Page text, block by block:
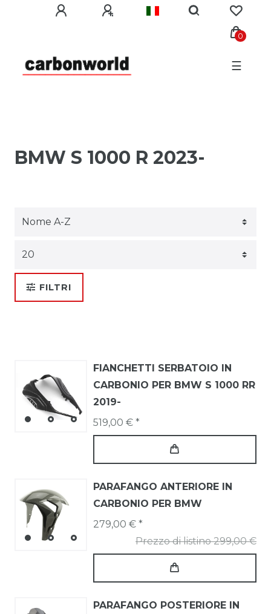
0
☰
BMW S 1000 R 2023-
FILTRI
FIANCHETTI SERBATOIO IN
CARBONIO PER BMW S 1000 RR
2019-
519,00 € *
PARAFANGO ANTERIORE IN
CARBONIO PER BMW
Prezzo di listino 299,00 €
279,00 € *
PARAFANGO POSTERIORE IN